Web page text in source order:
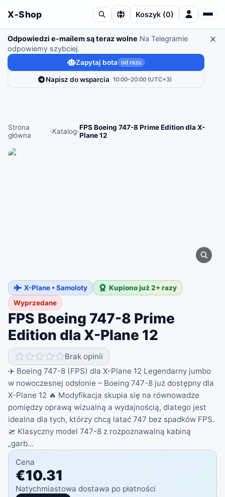
X‑Shop Koszyk (0)
Odpowiedzi e-mailem są teraz wolne Na Telegramie
odpowiemy szybciej.
Zapytaj bota od razu
Napisz do wsparcia 10:00–20:00 (UTC+3)
Strona
główna
›Katalog›FPS Boeing 747-8 Prime Edition dla X-
Plane 12
X-Plane • Samoloty
Kupiono już 2+ razy
Wyprzedane
FPS Boeing 747-8 Prime
Edition dla X-Plane 12
Brak opinii
✈️ Boeing 747-8 (FPS) dla X-Plane 12 Legendarny jumbo
w nowoczesnej odsłonie – Boeing 747-8 już dostępny dla
X-Plane 12 🔥 Modyfikacja skupia się na równowadze
pomiędzy oprawą wizualną a wydajnością, dlatego jest
idealna dla tych, którzy chcą latać 747 bez spadków FPS.
🛫 Klasyczny model 747-8 z rozpoznawalną kabiną
„garb…
Cena
€10.31
Natychmiastowa dostawa po płatności